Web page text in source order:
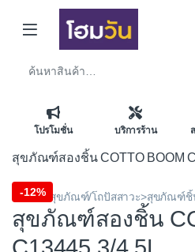
Skip to navigation
Skip to content
โปรโมชั่น บริการร้าน
สุขภัณฑ์สองชิ้น COTTO BOOM
-12%
ห้องน้ำ>สุขภัณฑ์/โถปัสสาวะ>สุขภัณฑ์ชิ้
สุขภัณฑ์สองชิ้น